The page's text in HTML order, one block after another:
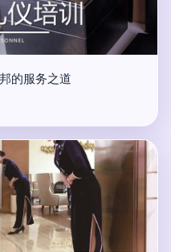
的服务之道